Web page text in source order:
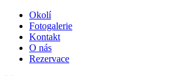
Okolí
Fotogalerie
Kontakt
O nás
Rezervace